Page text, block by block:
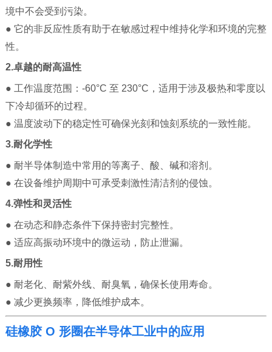
境中不会受到污染。
● 它的非反应性质有助于在敏感过程中维持化学和环境的完整
性。
2.卓越的耐高温性
● 工作温度范围：-60°C 至 230°C，适用于涉及极热和零度以
下冷却循环的过程。
● 温度波动下的稳定性可确保光刻和蚀刻系统的一致性能。
3.耐化学性
● 耐半导体制造中常用的等离子、酸、碱和溶剂。
● 在设备维护周期中可承受刺激性清洁剂的侵蚀。
4.弹性和灵活性
● 在动态和静态条件下保持密封完整性。
● 适应高振动环境中的微运动，防止泄漏。
5.耐用性
● 耐老化、耐紫外线、耐臭氧，确保长使用寿命。
● 减少更换频率，降低维护成本。
硅橡胶 O 形圈在半导体工业中的应用